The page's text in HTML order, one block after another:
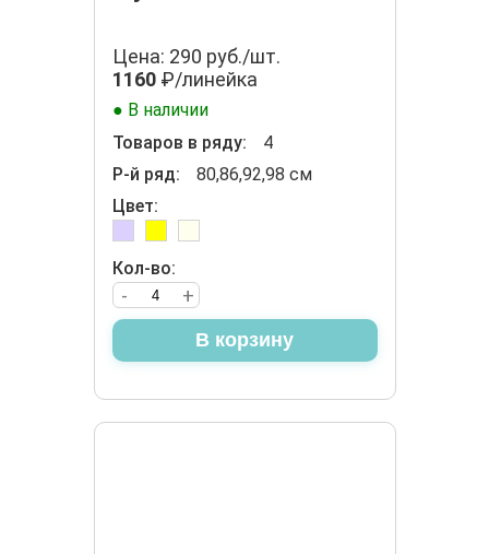
Цена: 290 руб./шт.
1160₽/линейка
● В наличии
Товаров в ряду:
4
Р-й ряд:
80,86,92,98 см
Цвет:
Кол-во:
+
-
В корзину